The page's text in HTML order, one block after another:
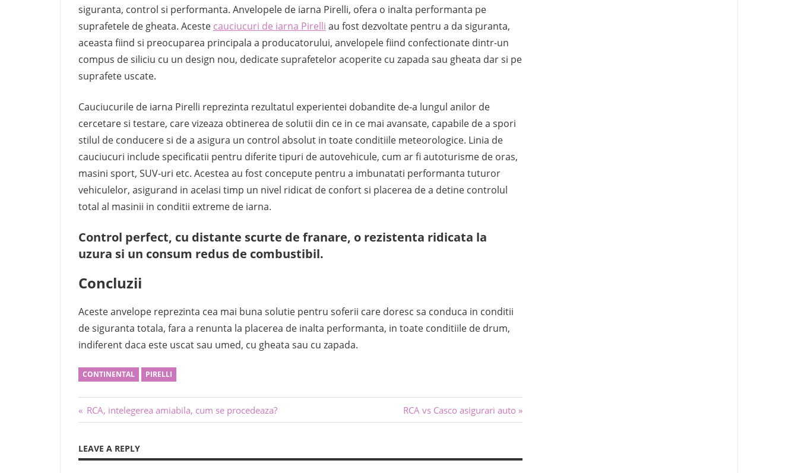
siguranta, control si performanta. Anvelopele de iarna Pirelli, ofera o inalta performanta pe
suprafetele de gheata. Aceste cauciucuri de iarna Pirelli au fost dezvoltate pentru a da siguranta,
aceasta fiind si preocuparea principala a producatorului, anvelopele fiind confectionate dintr-un
compus de siliciu cu un design nou, dedicate suprafetelor acoperite cu zapada sau gheata dar si pe
suprafete uscate.
Cauciucurile de iarna Pirelli reprezinta rezultatul experientei dobandite de-a lungul anilor de
cercetare si testare, care vizeaza obtinerea de solutii din ce in ce mai avansate, capabile de a spori
stilul de conducere si de a asigura un control absolut in toate conditiile meteorologice. Linia de
cauciucuri include specificatii pentru diferite tipuri de autovehicule, cum ar fi autoturisme de oras,
masini sport, SUV-uri etc. Acestea au fost concepute pentru a imbunatati performanta tuturor
vehiculelor, asigurand in acelasi timp un nivel ridicat de confort si placerea de a detine controlul
total al masinii in conditii extreme de iarna.
Control perfect, cu distante scurte de franare, o rezistenta ridicata la
uzura si un consum redus de combustibil.
Concluzii
Aceste anvelope reprezinta cea mai buna solutie pentru soferii care doresc sa conduca in conditii
de siguranta totala, fara a renunta la placerea de inalta performanta, in toate conditiile de drum,
indiferent daca este uscat sau umed, cu gheata sau cu zapada.
CONTINENTAL PIRELLI
Navigare
articole
Previous
Post:
RCA, intelegerea amiabila, cum se procedeaza?
Next
Post:
RCA vs Casco asigurari auto
LEAVE A REPLY